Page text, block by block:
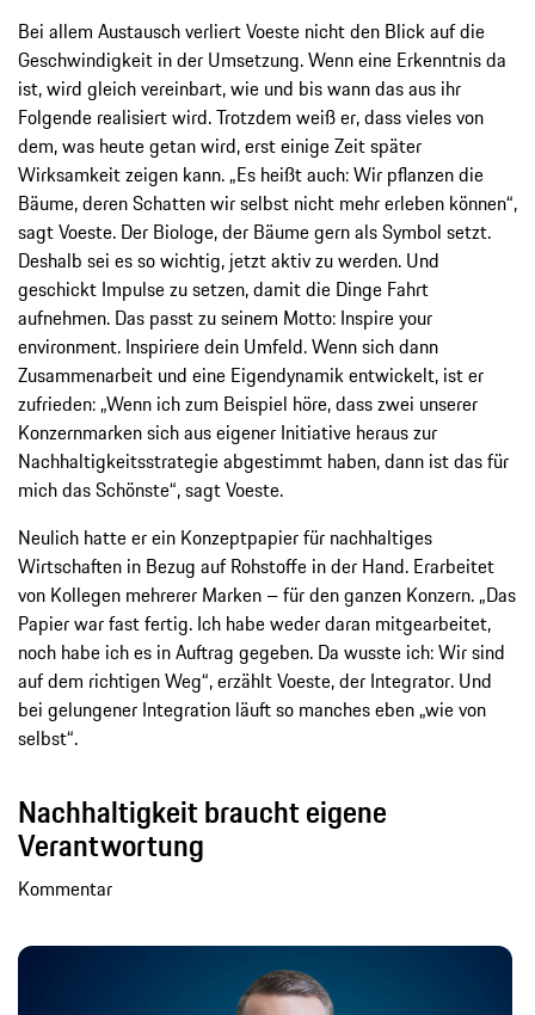
Bei allem Austausch verliert Voeste nicht den Blick auf die
Geschwindigkeit in der Umsetzung. Wenn eine Erkenntnis da
ist, wird gleich vereinbart, wie und bis wann das aus ihr
Folgende realisiert wird. Trotzdem weiß er, dass vieles von
dem, was heute getan wird, erst einige Zeit später
Wirksamkeit zeigen kann. „Es heißt auch: Wir pflanzen die
Bäume, deren Schatten wir selbst nicht mehr erleben können“,
sagt Voeste. Der Biologe, der Bäume gern als Symbol setzt.
Deshalb sei es so wichtig, jetzt aktiv zu werden. Und
geschickt Impulse zu setzen, damit die Dinge Fahrt
aufnehmen. Das passt zu seinem Motto: Inspire your
environment. Inspiriere dein Umfeld. Wenn sich dann
Zusammenarbeit und eine Eigendynamik entwickelt, ist er
zufrieden: „Wenn ich zum Beispiel höre, dass zwei unserer
Konzernmarken sich aus eigener Initiative heraus zur
Nachhaltigkeitsstrategie abgestimmt haben, dann ist das für
mich das Schönste“, sagt Voeste.
Neulich hatte er ein Konzeptpapier für nachhaltiges
Wirtschaften in Bezug auf Rohstoffe in der Hand. Erarbeitet
von Kollegen mehrerer Marken – für den ganzen Konzern. „Das
Papier war fast fertig. Ich habe weder daran mitgearbeitet,
noch habe ich es in Auftrag gegeben. Da wusste ich: Wir sind
auf dem richtigen Weg“, erzählt Voeste, der Integrator. Und
bei gelungener Integration läuft so manches eben „wie von
selbst“.
Nachhaltigkeit braucht eigene
Verantwortung
Kommentar